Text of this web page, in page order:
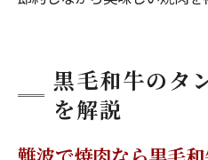
黒毛和牛のタ
を解説